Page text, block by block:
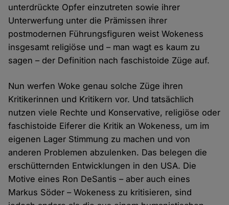
unterdrückte Opfer einzutreten sowie ihrer
Unterwerfung unter die Prämissen ihrer
postmodernen Führungsfiguren weist Wokeness
insgesamt religiöse und – man wagt es kaum zu
sagen – der Definition nach faschistoide Züge auf.
Nun werfen Woke genau solche Züge ihren
Kritikerinnen und Kritikern vor. Und tatsächlich
nutzen viele Rechte und Konservative, religiöse oder
faschistoide Eiferer die Kritik an Wokeness, um im
eigenen Lager Stimmung zu machen und von
anderen Problemen abzulenken. Das belegen die
erschütternden Entwicklungen in den USA. Die
Motive eines Ron DeSantis – aber auch eines
Markus Söder – Wokeness zu kritisieren, sind